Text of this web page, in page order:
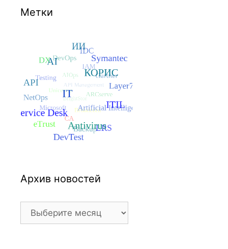
Метки
Архив новостей
Архив
новостей